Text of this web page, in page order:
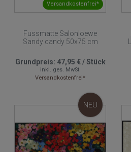
Versandkostenfrei*
Fussmatte Salonloewe
Sandy candy 50x75 cm
Grundpreis: 47,95 €/Stück
inkl. ges. MwSt.
Versandkostenfrei*
NEU